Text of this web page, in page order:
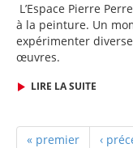
L’Espace Pierre
à la peinture. Un
expérimenter
œuvres.
LIRE LA SUITE
« premier ‹